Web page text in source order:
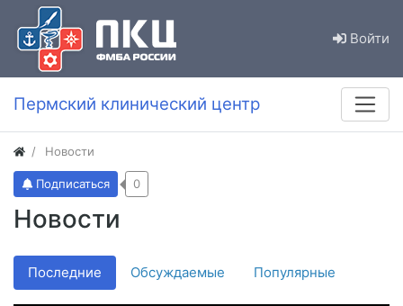
Войти
Пермский клинический центр
Новости
Новости
Подписаться 0
Последние Обсуждаемые Популярные